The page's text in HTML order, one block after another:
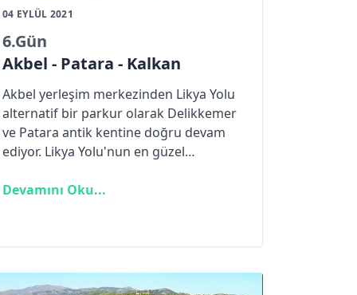
04 EYLÜL 2021
6.Gün
Akbel - Patara - Kalkan
Akbel yerleşim merkezinden Likya Yolu
alternatif bir parkur olarak Delikkemer
ve Patara antik kentine doğru devam
ediyor. Likya Yolu'nun en güzel
yürüyüşçüler es geçip Kalkan üzerinen
ki keşif yürüyüşlerimde sonraya
için oldukça pişman olduğumu
Devamını Oku...